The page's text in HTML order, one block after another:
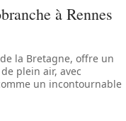
à Rennes
la Bretagne, offre un
plein air, avec
un incontournable